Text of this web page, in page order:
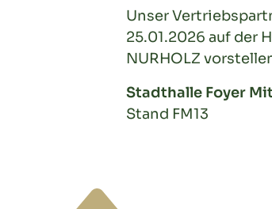
Unser
25.01.2026 auf der
NURHOLZ
Stadthalle Foyer
Stand FM13